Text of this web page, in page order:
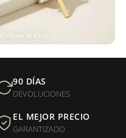
Collares de Cruz
90 DÍAS
DEVOLUCIONES
EL MEJOR PRECIO
GARANTIZADO